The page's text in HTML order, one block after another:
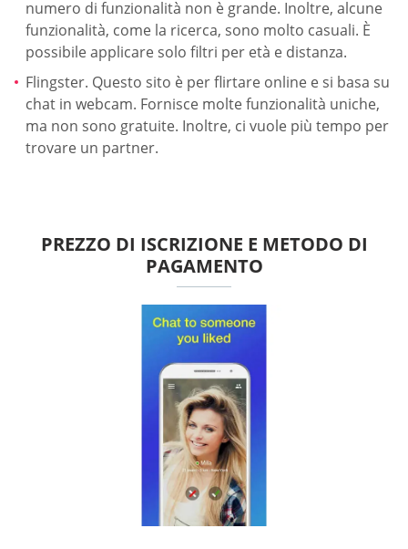
numero di funzionalità non è grande. Inoltre, alcune
funzionalità, come la ricerca, sono molto casuali. È
possibile applicare solo filtri per età e distanza.
Flingster. Questo sito è per flirtare online e si basa su
chat in webcam. Fornisce molte funzionalità uniche,
ma non sono gratuite. Inoltre, ci vuole più tempo per
trovare un partner.
PREZZO DI ISCRIZIONE E METODO DI
PAGAMENTO